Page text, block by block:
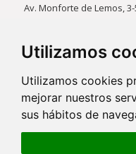
Utilizamos
Utilizamos cookies
mejorar nuestros
sus hábitos de
Av. Monforte de Lemos,
© Copyright 2026 CIBER |